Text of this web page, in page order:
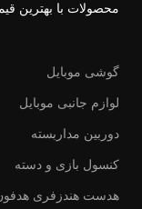
محصولات با بهترین
گوشی موبایل
لوازم جانبی موبایل
دوربین مداربسته
کنسول بازی و دسته
هدست هندزفری